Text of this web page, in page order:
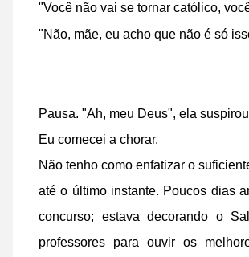
"Você não vai se tornar católico,
"Não, mãe, eu acho que não é só
Pausa. "Ah, meu Deus", ela
Eu comecei a chorar.
Não tenho como enfatizar o
até o último instante. Poucos dias
concurso; estava decorando o
professores para ouvir os